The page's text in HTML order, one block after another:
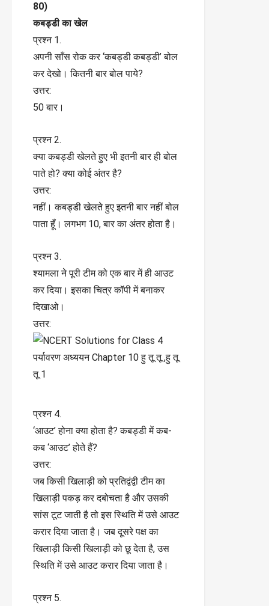
80)
कबड्डी का खेल
प्रश्न 1.
अपनी साँस रोक कर ‘कबड्डी कबड्डी’ बोल
कर देखो। कितनी बार बोल पाये?
उत्तर:
50 बार।
प्रश्न 2.
क्या कबड्डी खेलते हुए भी इतनी बार ही बोल
पाते हो? क्या कोई अंतर है?
उत्तर:
नहीं। कबड्डी खेलते हुए इतनी बार नहीं बोल
पाता हूँ। लगभग 10, बार का अंतर होता है।
प्रश्न 3.
श्यामला ने पूरी टीम को एक बार में ही आउट
कर दिया। इसका चित्र कॉपी में बनाकर
दिखाओ।
उत्तर:
प्रश्न 4.
‘आउट’ होना क्या होता है? कबड्डी में कब-
कब ‘आउट’ होते हैं?
उत्तर:
जब किसी खिलाड़ी को प्रतिद्वंद्वी टीम का
खिलाड़ी पकड़ कर दबोचता है और उसकी
सांस टूट जाती है तो इस स्थिति में उसे आउट
करार दिया जाता है। जब दूसरे पक्ष का
खिलाड़ी किसी खिलाड़ी को छू देता है, उस
स्थिति में उसे आउट करार दिया जाता है।
प्रश्न 5.